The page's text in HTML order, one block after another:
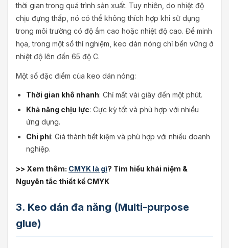
thời gian trong quá trình sản xuất. Tuy nhiên, do nhiệt độ
chịu đựng thấp, nó có thể không thích hợp khi sử dụng
trong môi trường có độ ẩm cao hoặc nhiệt độ cao. Để minh
họa, trong một số thí nghiệm, keo dán nóng chỉ bền vững ở
nhiệt độ lên đến 65 độ C.
Một số đặc điểm của keo dán nóng:
Thời gian khô nhanh: Chỉ mất vài giây đến một phút.
Khả năng chịu lực: Cực kỳ tốt và phù hợp với nhiều
ứng dụng.
Chi phí: Giá thành tiết kiệm và phù hợp với nhiều doanh
nghiệp.
>> Xem thêm: CMYK là gì? Tìm hiểu khái niệm &
Nguyên tắc thiết kế CMYK
3. Keo dán đa năng (Multi-purpose
glue)